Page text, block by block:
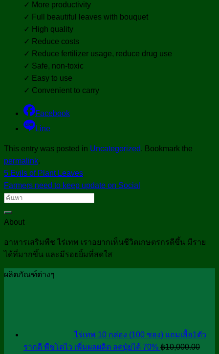
✓ More productivity
✓ Full beautiful leaves with bouquet
✓ High quality
✓ Reduce costs
✓ Reduce fertilizer usage, reduce drug use
✓ Safe, non-toxic
✓ Easy to use
✓ Convenient to carry
Facebook
Line
This entry was posted in Uncategorized. Bookmark the
permalink.
5 Evils of Plant Leaves
Farmers need to keep update on Social
About
อาหารเสริมพืช ไร่เทพ เราอยากเห็นชีวิตเกษตรกรดีขึ้น มีราย
ได้ที่มากขึ้น และมีรอยยิ้มที่สดใส
ผลิตภัณฑ์ต่างๆ
ไร่เทพ 10 กล่อง (100 ซอง) แถมเสื้อ1ตัว
รากดี พืชโตไว เพิ่มผลผลิต ลดปุ๋ยได้ 70% ฿10,000.00